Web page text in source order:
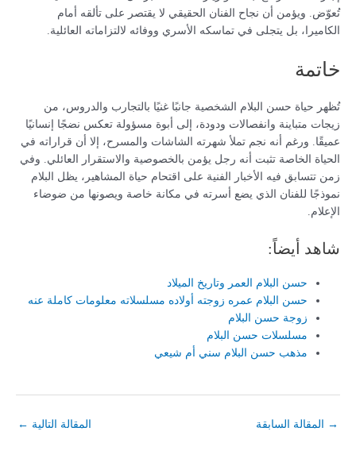
تُعوّض. ويؤمن أن نجاح الفنان الحقيقي لا يقتصر على تألقه أمام
الكاميرا، بل يتجلى في تماسكه الأسري ووفائه لالتزاماته العائلية.
خاتمة
تُظهر حياة حسن البلام الشخصية جانبًا غنيًا بالتجارب والدروس، من
زيجات متباينة وانفصالات ودودة، إلى أبوة مسؤولة تعكس نضجًا إنسانيًا
عميقًا. ورغم أنه نجم تملأ شهرته الشاشات والمسرح، إلا أن قراراته في
الحياة الخاصة تثبت أنه رجل يؤمن بالخصوصية والاستقرار العائلي. وفي
زمن تتسابق فيه الأخبار الفنية على اقتحام حياة المشاهير، يظل البلام
نموذجًا للفنان الذي يضع أسرته في مكانة خاصة ويصونها من ضوضاء
الإعلام.
شاهد أيضاً:
حسن البلام العمر وتاريخ الميلاد
حسن البلام عمره زوجته أولاده مسلسلاته معلومات كاملة عنه
زوجة حسن البلام
مسلسلات حسن البلام
مذهب حسن البلام سني أم شيعي
→ المقالة السابقة المقالة التالية ←